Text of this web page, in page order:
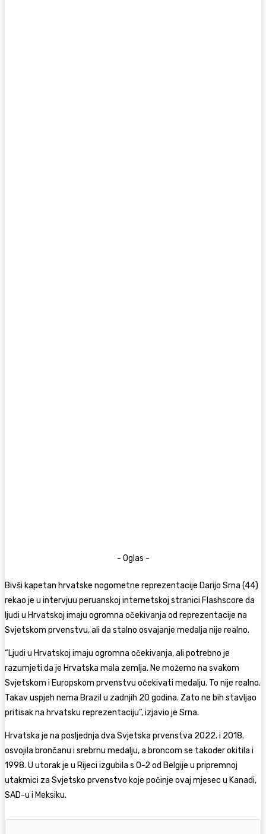
- Oglas -
Bivši kapetan hrvatske nogometne reprezentacije Darijo Srna (44)
rekao je u intervjuu peruanskoj internetskoj stranici Flashscore da
ljudi u Hrvatskoj imaju ogromna očekivanja od reprezentacije na
Svjetskom prvenstvu, ali da stalno osvajanje medalja nije realno.
“Ljudi u Hrvatskoj imaju ogromna očekivanja, ali potrebno je
razumjeti da je Hrvatska mala zemlja. Ne možemo na svakom
Svjetskom i Europskom prvenstvu očekivati medalju. To nije realno.
Takav uspjeh nema Brazil u zadnjih 20 godina. Zato ne bih stavljao
pritisak na hrvatsku reprezentaciju”, izjavio je Srna.
Hrvatska je na posljednja dva Svjetska prvenstva 2022. i 2018.
osvojila brončanu i srebrnu medalju, a broncom se također okitila i
1998. U utorak je u Rijeci izgubila s 0-2 od Belgije u pripremnoj
utakmici za Svjetsko prvenstvo koje počinje ovaj mjesec u Kanadi,
SAD-u i Meksiku.